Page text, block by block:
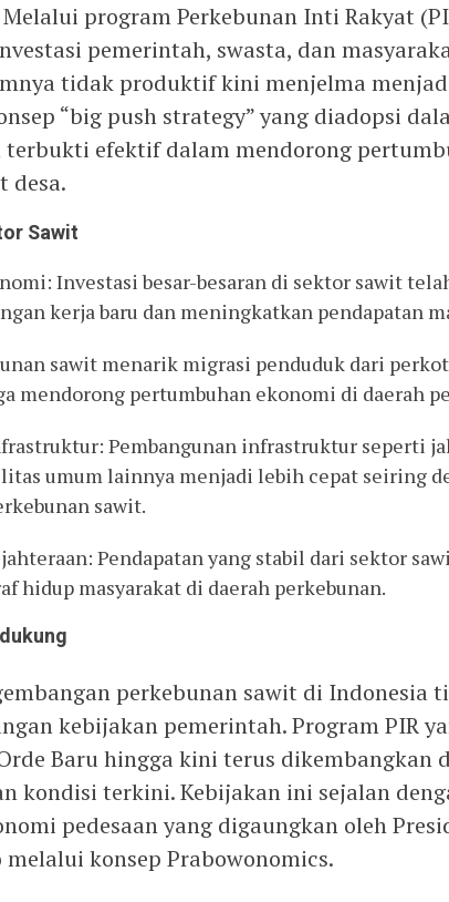
program Perkebunan Inti Rakyat
pemerintah, swasta, dan
tidak produktif kini menjelma
“big push strategy” yang diadopsi
terbukti efektif dalam mendorong
desa.
Sawit
Investasi besar-besaran di sektor sawit
kerja baru dan meningkatkan pendapatan
sawit menarik migrasi penduduk dari
mendorong pertumbuhan ekonomi di daerah
Pembangunan infrastruktur seperti
umum lainnya menjadi lebih cepat seiring
sawit.
Pendapatan yang stabil dari sektor
hidup masyarakat di daerah perkebunan.
perkebunan sawit di Indonesia
kebijakan pemerintah. Program PIR
Baru hingga kini terus dikembangkan
kondisi terkini. Kebijakan ini sejalan
pedesaan yang digaungkan oleh
konsep Prabowonomics.